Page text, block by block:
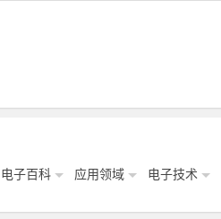
电子百科 应用领域 电子技术